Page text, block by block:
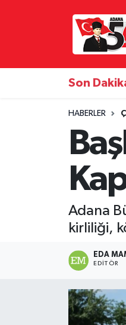
Son
HABERLER
Adana
kirliliği,
EDA
EDITÖR
Gündem
Haber Reklam
Magazin
Hava Durumu
Tüm Manşetler
Son Dakika Haberleri